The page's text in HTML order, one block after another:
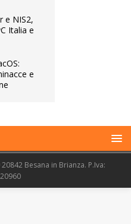
e NIS2,
Italia e
e
Besana in Brianza. P.Iva: